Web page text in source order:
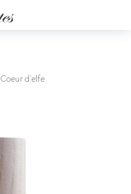
Coeur d’elfe